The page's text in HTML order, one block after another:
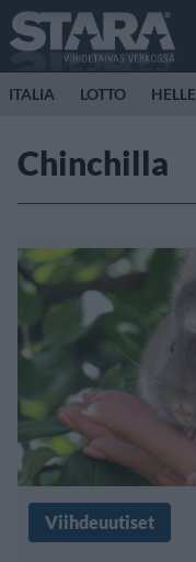
ITALIA LOTTO HELLE
Chinchilla
Viihdeuutiset